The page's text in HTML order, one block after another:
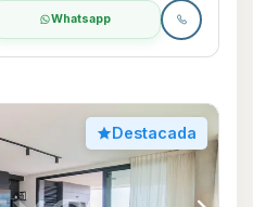
Whatsapp
Destacada